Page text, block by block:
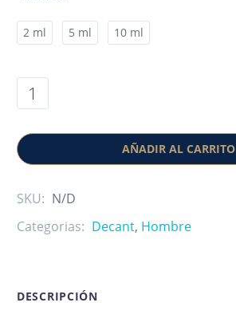
2 ml 5 ml 10 ml
AÑADIR AL CARRITO
SKU: N/D
Categorias: Decant, Hombre
DESCRIPCIÓN